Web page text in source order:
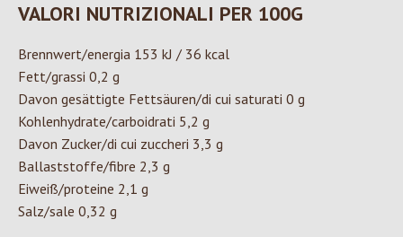
VALORI NUTRIZIONALI PER 100G
Brennwert/energia 153 kJ / 36 kcal
Fett/grassi 0,2 g
Davon gesättigte Fettsäuren/di cui saturati 0 g
Kohlenhydrate/carboidrati 5,2 g
Davon Zucker/di cui zuccheri 3,3 g
Ballaststoffe/fibre 2,3 g
Eiweiß/proteine 2,1 g
Salz/sale 0,32 g